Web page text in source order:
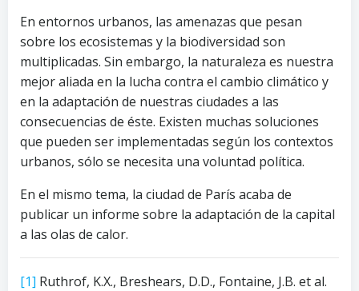
En entornos urbanos, las amenazas que pesan
sobre los ecosistemas y la biodiversidad son
multiplicadas. Sin embargo, la naturaleza es nuestra
mejor aliada en la lucha contra el cambio climático y
en la adaptación de nuestras ciudades a las
consecuencias de éste. Existen muchas soluciones
que pueden ser implementadas según los contextos
urbanos, sólo se necesita una voluntad política.
En el mismo tema, la ciudad de París acaba de
publicar un informe sobre la adaptación de la capital
a las olas de calor.
[1] Ruthrof, K.X., Breshears, D.D., Fontaine, J.B. et al.